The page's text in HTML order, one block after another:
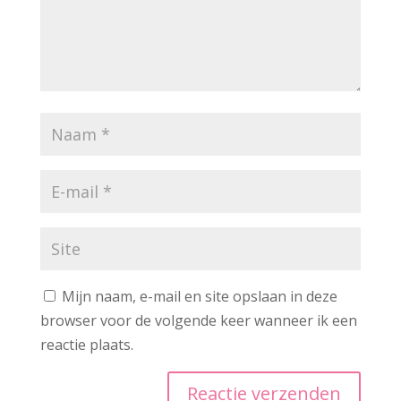
Mijn naam, e-mail en site opslaan in deze
browser voor de volgende keer wanneer ik een
reactie plaats.